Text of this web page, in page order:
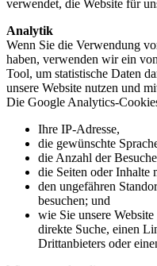
verwendet, die Website für
Analytik
Wenn Sie die Verwendung
haben, verwenden wir ein
Tool, um statistische Daten
unsere Website nutzen und
Die Google Analytics-
Ihre IP-Adresse,
die gewünschte
die Anzahl der
die Seiten oder Inhalte
den ungefähren
besuchen; und
wie Sie unsere
direkte Suche, einen
Drittanbieters oder